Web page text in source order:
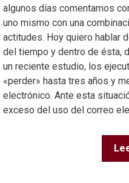
algunos días comentamos
uno mismo con una
actitudes. Hoy quiero hablar
del tiempo y dentro de ésta,
un reciente estudio, los
«perder» hasta tres años y
electrónico. Ante esta
exceso del uso del correo